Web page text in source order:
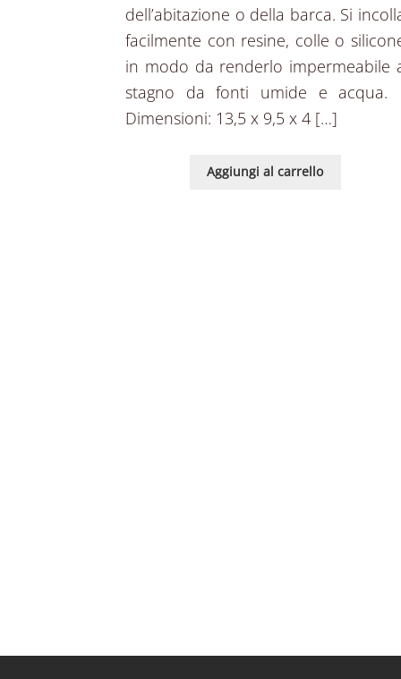
dell’abitazione o della barca. Si
facilmente con resine, colle o
in modo da renderlo impermeabile
stagno da fonti umide e acqua.
Dimensioni: 13,5 x 9,5 x 4 […]
Aggiungi al carrello